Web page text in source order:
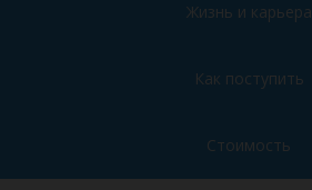
Жизнь и карьера
Как поступить
Стоимость